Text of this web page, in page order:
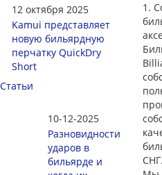
1.
СНГ.
12 октября 2025
Kamui представляет
новую бильярдную
перчатку QuickDry
Short
Статьи
10-12-2025
Разновидности
ударов в
бильярде и